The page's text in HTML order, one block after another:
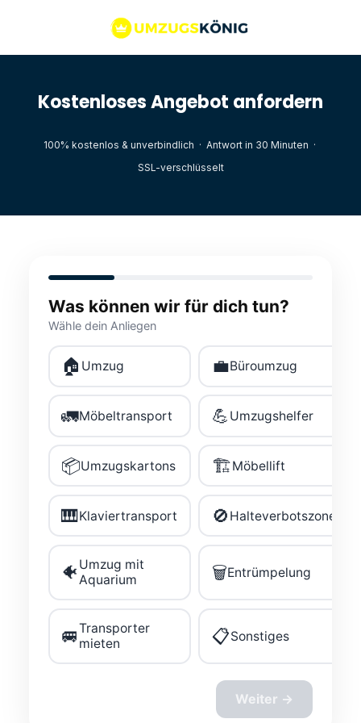
Kostenloses Angebot anfordern
100% kostenlos & unverbindlich · Antwort in 30 Minuten ·
SSL-verschlüsselt